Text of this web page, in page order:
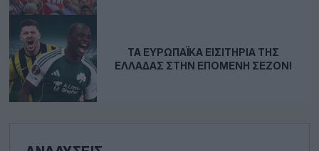
ΤΑ ΕΥΡΩΠΑΪΚΆ ΕΙΣΙΤΉΡΙΑ ΤΗΣ
ΕΛΛΆΔΑΣ ΣΤΗΝ ΕΠΌΜΕΝΗ ΣΕΖΌΝ!